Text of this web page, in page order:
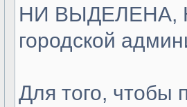
НИ ВЫДЕЛЕНА,
городской
Для того, чтобы